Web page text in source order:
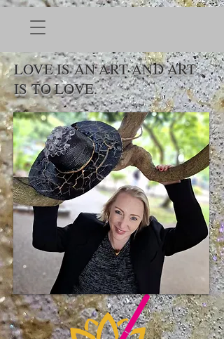
LOVE IS AN ART AND ART
IS TO LOVE.